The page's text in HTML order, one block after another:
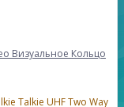
Визуальное Кольцо